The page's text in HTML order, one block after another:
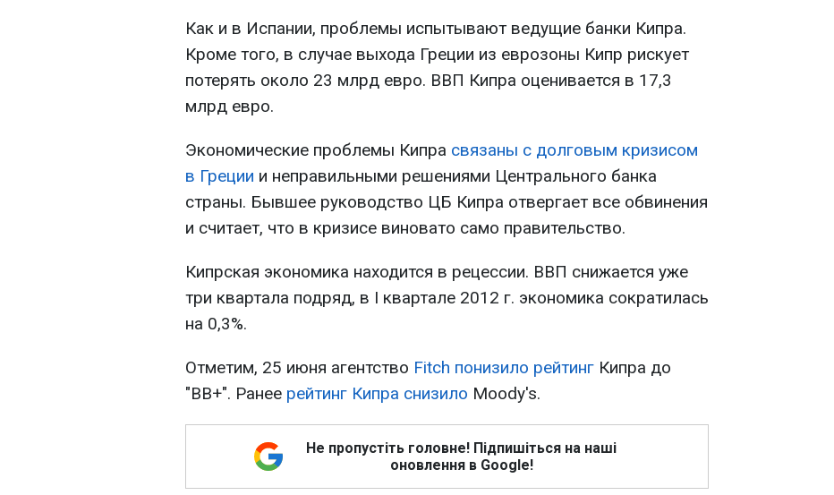
Как и в Испании, проблемы испытывают ведущие банки Кипра.
Кроме того, в случае выхода Греции из еврозоны Кипр рискует
потерять около 23 млрд евро. ВВП Кипра оценивается в 17,3
млрд евро.
Экономические проблемы Кипра связаны с долговым кризисом
в Греции и неправильными решениями Центрального банка
страны. Бывшее руководство ЦБ Кипра отвергает все обвинения
и считает, что в кризисе виновато само правительство.
Кипрская экономика находится в рецессии. ВВП снижается уже
три квартала подряд, в I квартале 2012 г. экономика сократилась
на 0,3%.
Отметим, 25 июня агентство Fitch понизило рейтинг Кипра до
"BB+". Ранее рейтинг Кипра снизило Moody's.
Не пропустіть головне! Підпишіться на наші
оновлення в Google!